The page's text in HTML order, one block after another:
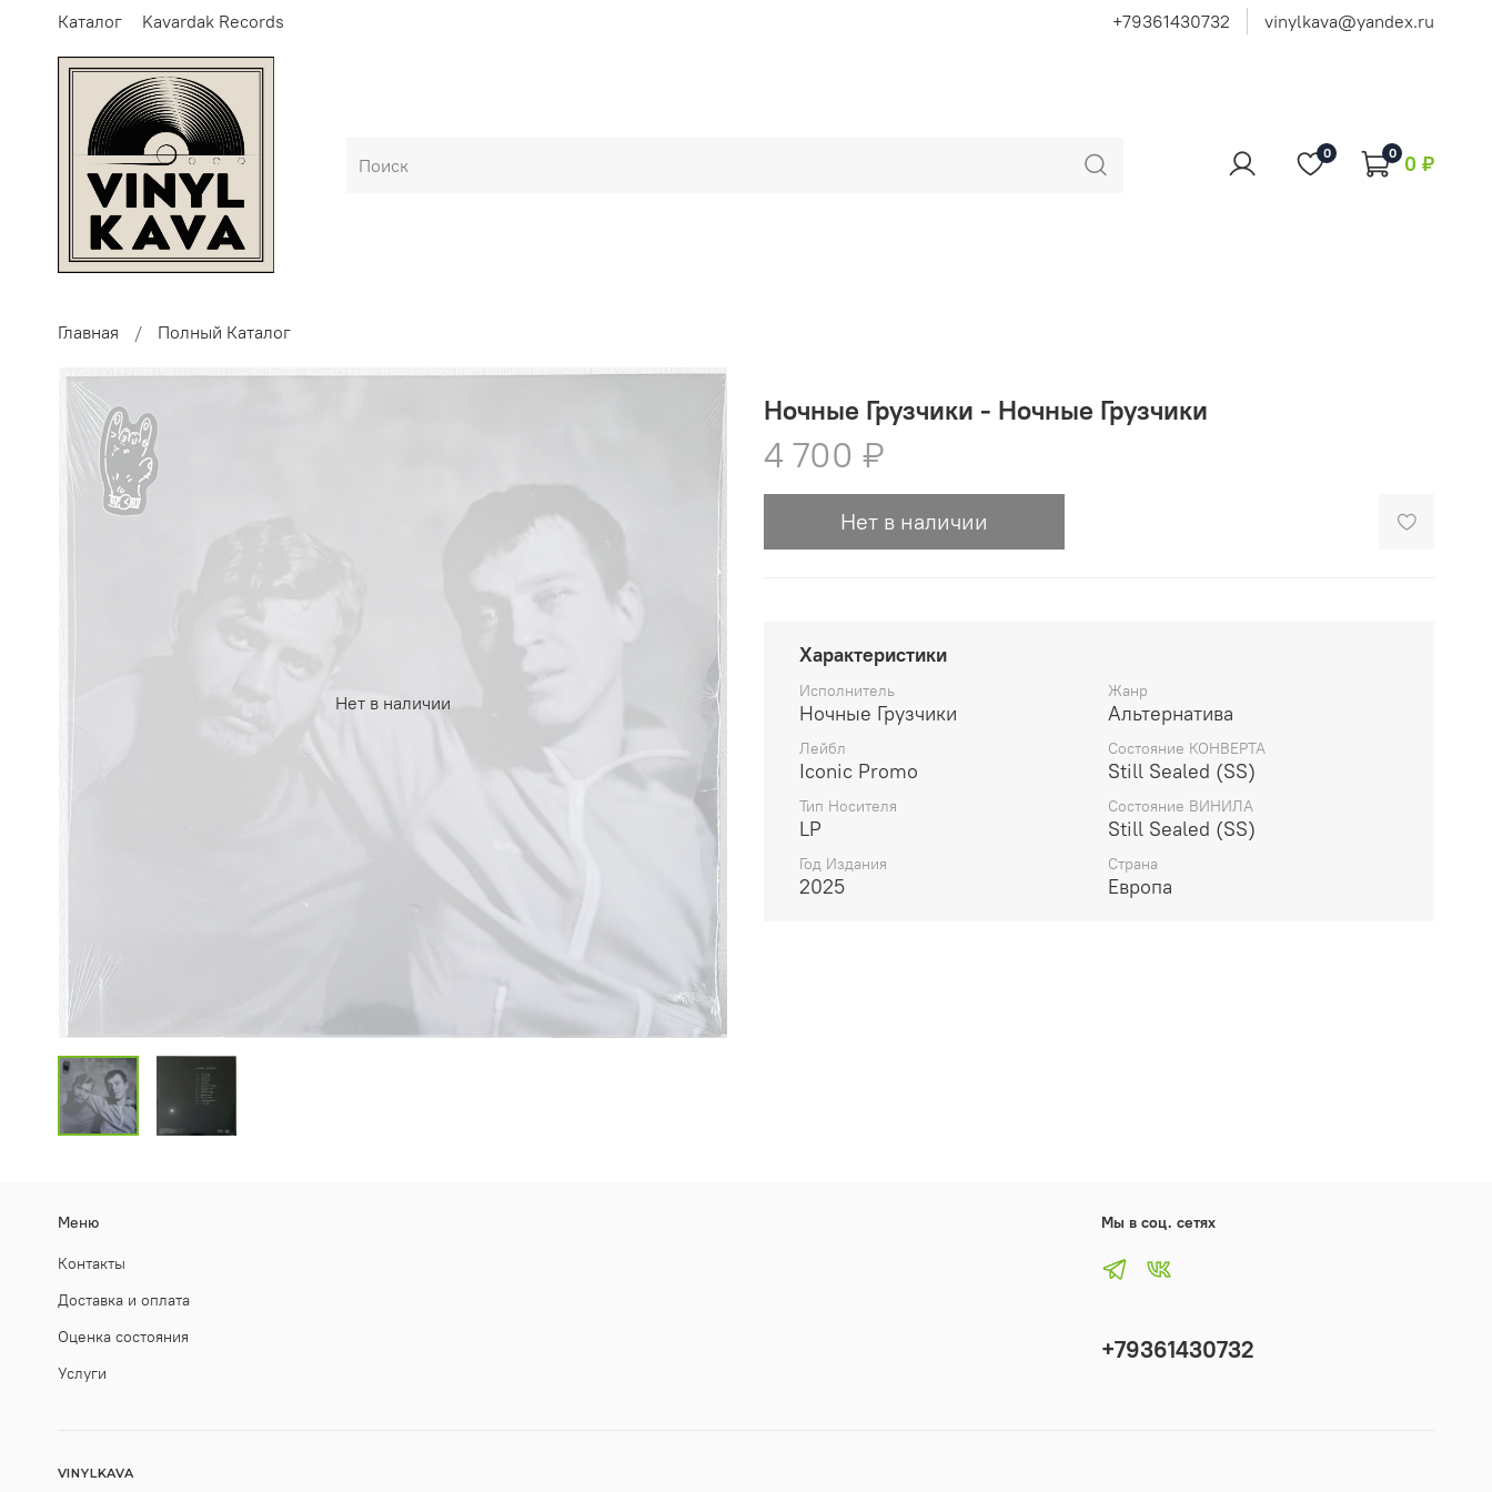
Каталог Kavardak Records +79361430732 vinylkava@yandex.ru
0 0 0 ₽
Главная Полный Каталог
Нет в наличии
Ночные Грузчики - Ночные Грузчики
4 700 ₽
Нет в наличии
Характеристики
Исполнитель
Ночные Грузчики
Жанр
Альтернатива
Лейбл
Iconic Promo
Состояние КОНВЕРТА
Still Sealed (SS)
Тип Носителя
LP
Состояние ВИНИЛА
Still Sealed (SS)
Год Издания
2025
Страна
Европа
Меню
Контакты
Доставка и оплата
Оценка состояния
Услуги
Мы в соц. сетях
+79361430732
VINYLKAVA